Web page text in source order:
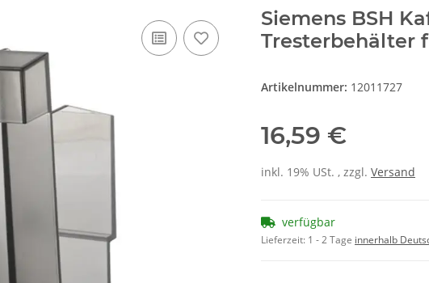
Siemens BSH
Tresterbehälter
Artikelnummer: 12011727
16,59 €
inkl. 19% USt. , zzgl. Versand
verfügbar
Lieferzeit: 1 - 2 Tage innerhalb